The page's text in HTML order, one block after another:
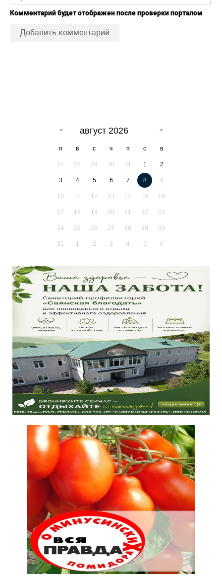
Комментарий будет отображен после проверки порталом
Добавить комментарий
август 2026
п в с ч п с в
27 28 29 30 31 1 2
3 4 5 6 7 8 9
10 11 12 13 14 15 16
17 18 19 20 21 22 23
24 25 26 27 28 29 30
31 1 2 3 4 5 6